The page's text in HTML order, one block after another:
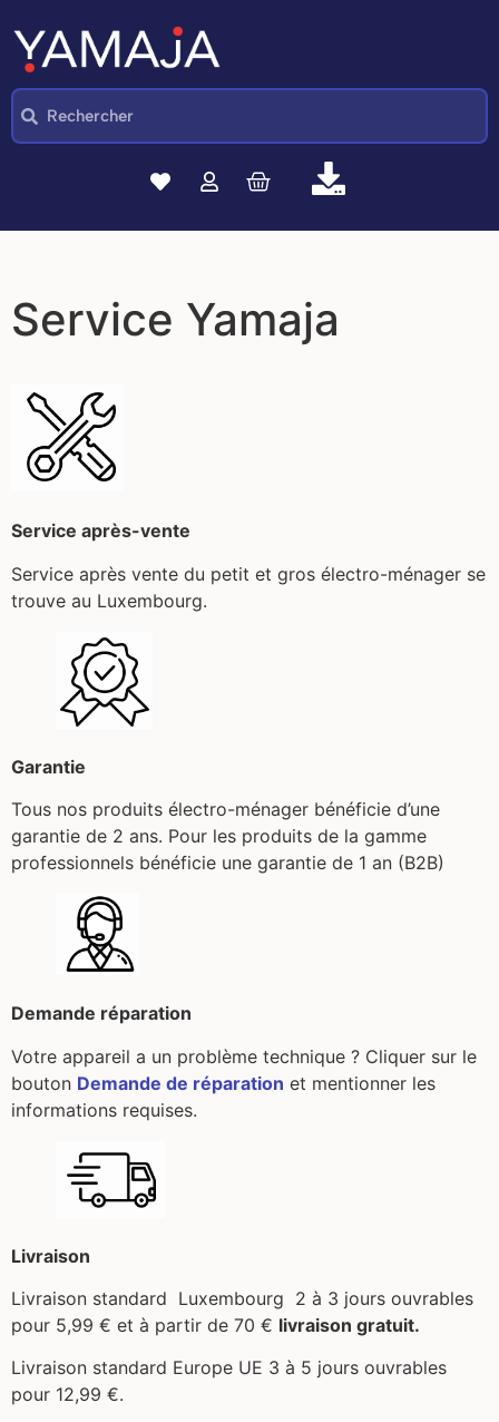
Service Yamaja
Service après-vente
Service après vente du petit et gros électro-ménager se
trouve au Luxembourg.
Garantie
Tous nos produits électro-ménager bénéficie d’une
garantie de 2 ans. Pour les produits de la gamme
professionnels bénéficie une garantie de 1 an (B2B)
Demande réparation
Votre appareil a un problème technique ? Cliquer sur le
bouton Demande de réparation et mentionner les
informations requises.
Livraison
Livraison standard Luxembourg 2 à 3 jours ouvrables
pour 5,99 € et à partir de 70 € livraison gratuit.
Livraison standard Europe UE 3 à 5 jours ouvrables
pour 12,99 €.